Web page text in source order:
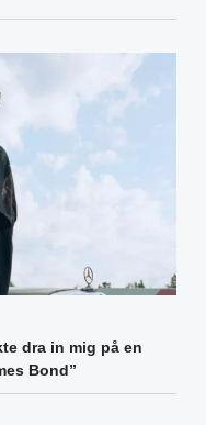
dra in mig på en
Bond”